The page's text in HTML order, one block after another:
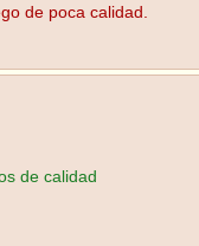
de poca calidad.
de calidad